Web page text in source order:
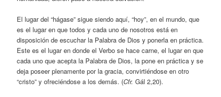
El lugar del “hágase” sigue siendo aquí, “hoy”, en el mundo, que
es el lugar en que todos y cada uno de nosotros está en
disposición de escuchar la Palabra de Dios y ponerla en práctica.
Este es el lugar en donde el Verbo se hace carne, el lugar en que
cada uno que acepta la Palabra de Dios, la pone en práctica y se
deja poseer plenamente por la gracia, convirtiéndose en otro
“cristo” y ofreciéndose a los demás. (Cfr. Gál 2,20).